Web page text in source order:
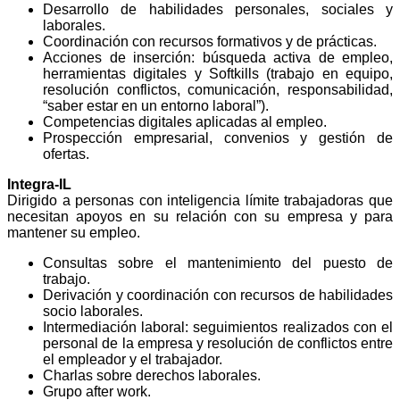
Desarrollo de habilidades personales, sociales y
laborales.
Coordinación con recursos formativos y de prácticas.
Acciones de inserción: búsqueda activa de empleo,
herramientas digitales y Softkills (trabajo en equipo,
resolución conflictos, comunicación, responsabilidad,
“saber estar en un entorno laboral”).
Competencias digitales aplicadas al empleo.
Prospección empresarial, convenios y gestión de
ofertas.
Integra-IL
Dirigido a personas con inteligencia límite trabajadoras que
necesitan apoyos en su relación con su empresa y para
mantener su empleo.
Consultas sobre el mantenimiento del puesto de
trabajo.
Derivación y coordinación con recursos de habilidades
socio laborales.
Intermediación laboral: seguimientos realizados con el
personal de la empresa y resolución de conflictos entre
el empleador y el trabajador.
Charlas sobre derechos laborales.
Grupo after work.